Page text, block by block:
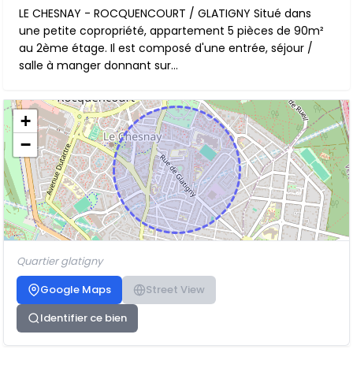
LE CHESNAY - ROCQUENCOURT / GLATIGNY Situé dans
une petite copropriété, appartement 5 pièces de 90m²
au 2ème étage. Il est composé d'une entrée, séjour /
salle à manger donnant sur...
+
−
Quartier glatigny
Google Maps
Street View
Identifier ce bien